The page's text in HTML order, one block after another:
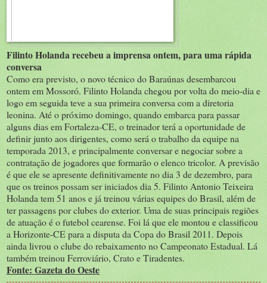
Filinto Holanda recebeu a imprensa ontem, para uma rápida
conversa
Como era previsto, o novo técnico do Baraúnas desembarcou
ontem em Mossoró. Filinto Holanda chegou por volta do meio-dia e
logo em seguida teve a sua primeira conversa com a diretoria
leonina. Até o próximo domingo, quando embarca para passar
alguns dias em Fortaleza-CE, o treinador terá a oportunidade de
definir junto aos dirigentes, como será o trabalho da equipe na
temporada 2013, e principalmente conversar e negociar sobre a
contratação de jogadores que formarão o elenco tricolor. A previsão
é que ele se apresente definitivamente no dia 3 de dezembro, para
que os treinos possam ser iniciados dia 5. Filinto Antonio Teixeira
Holanda tem 51 anos e já treinou várias equipes do Brasil, além de
ter passagens por clubes do exterior. Uma de suas principais regiões
de atuação é o futebol cearense. Foi lá que ele montou e classificou
a Horizonte-CE para a disputa da Copa do Brasil 2011. Depois
ainda livrou o clube do rebaixamento no Campeonato Estadual. Lá
também treinou Ferroviário, Crato e Tiradentes.
Fonte: Gazeta do Oeste